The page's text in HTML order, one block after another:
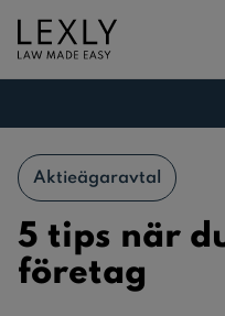
Aktieägaravtal
5 tips när
företag